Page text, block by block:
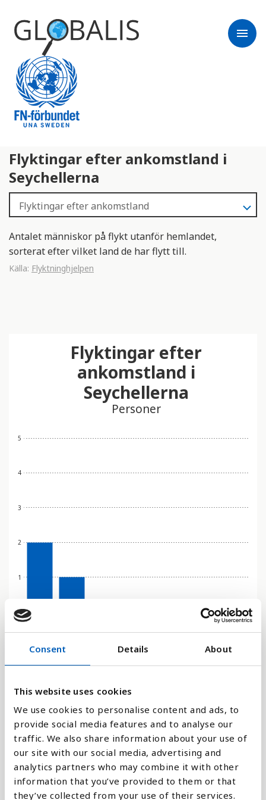
Consent Details About
This website uses cookies
We use cookies to personalise content and ads, to
provide social media features and to analyse our
traffic. We also share information about your use of
our site with our social media, advertising and
analytics partners who may combine it with other
information that you’ve provided to them or that
they’ve collected from your use of their services.
menu
Flyktingar efter ankomstland i
Seychellerna
Antalet människor på flykt utanför hemlandet,
sorterat efter vilket land de har flytt till.
Källa: Flyktninghjelpen
0
1
2
3
4
5
2023 2024
Flyktingar efter
ankomstland i
Seychellerna
Personer
Stapeldiagram
Linje
Platt
Jämför med: